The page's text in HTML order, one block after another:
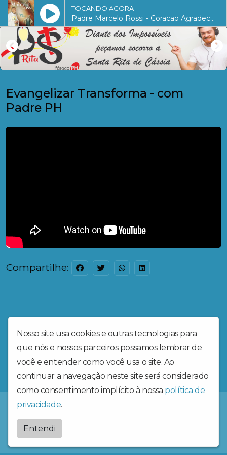
TOCANDO AGORA
Padre Marcelo Rossi - Coracao Agradecido (Oracao Cap 9)
Evangelizar Transforma - com
Padre PH
Compartilhe:
Nosso site usa cookies e outras tecnologias para
que nós e nossos parceiros possamos lembrar de
você e entender como você usa o site. Ao
continuar a navegação neste site será considerado
como consentimento implícito à nossa política de
privacidade.
Entendi Radiosantaritadecassia